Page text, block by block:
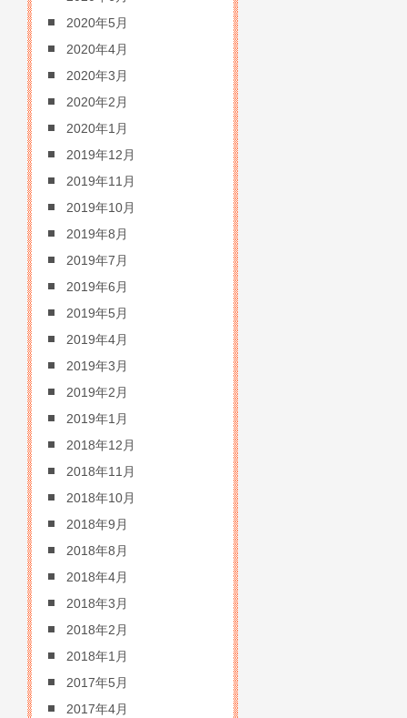
2020年5月
2020年4月
2020年3月
2020年2月
2020年1月
2019年12月
2019年11月
2019年10月
2019年8月
2019年7月
2019年6月
2019年5月
2019年4月
2019年3月
2019年2月
2019年1月
2018年12月
2018年11月
2018年10月
2018年9月
2018年8月
2018年4月
2018年3月
2018年2月
2018年1月
2017年5月
2017年4月